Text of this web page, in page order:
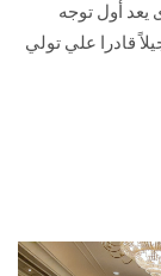
الزائـرون
يعد أول توجه
قادرا علي تولي